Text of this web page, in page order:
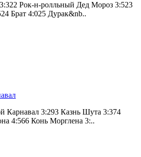
Рок-н-ролльный Дед Мороз 3:523
Брат 4:025 Дурак&nb..
Карнавал 3:293 Казнь Шута 3:374
4:566 Конь Морглена 3:..